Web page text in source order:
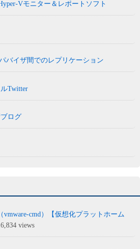
Vモニター＆レポートソフト
バイザ間でのレプリケーション
Twitter
ログ
vmware-cmd）【仮想化プラットホーム
views